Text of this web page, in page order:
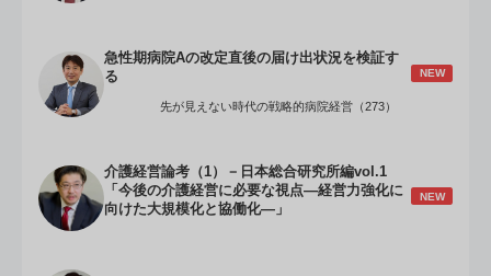
急性期病院Aの改定直後の届け出状況を検証す
る
NEW
先が見えない時代の戦略的病院経営（273）
介護経営論考（1）－日本総合研究所編vol.1
「今後の介護経営に必要な視点―経営力強化に
向けた大規模化と協働化―」
NEW